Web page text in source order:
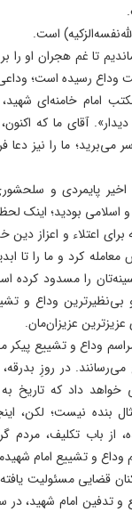
است.
تا غم هجران او
وداع رسیده است؛
امام خامنه‌ای
آقای ما که
ما را نیز دعا
پایمردی و
بودید؛ اینک
اعتلاء و اعزاز دین
کرد و ما را تا
را مسدود کرده
وداع و
عزیزان‌مان.
وداع و تشییع پیکر
در روزِ
خواهد داد که تاریخ
بنده نیست؛ لکن،
باب تکلیف، مردم
و تشییع امام
قضایی مسئولیت
تدفین امام شهید، در